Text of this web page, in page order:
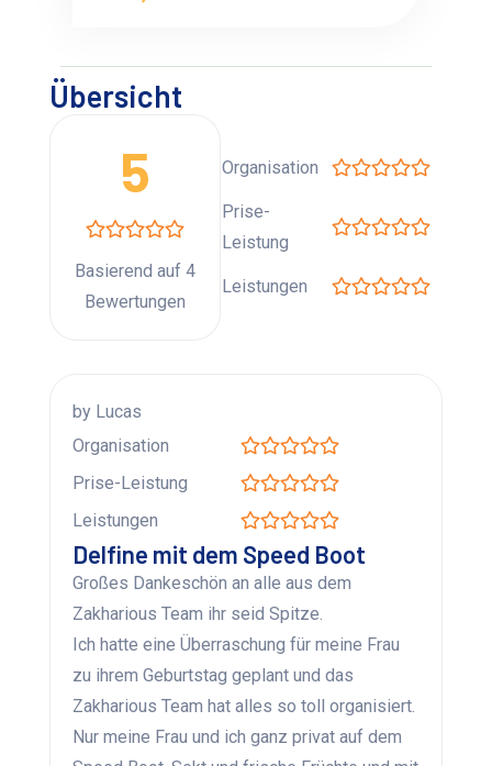
Übersicht
5
Basierend auf 4
Bewertungen
Organisation
Prise-
Leistung
Leistungen
by Lucas
Organisation
Prise-Leistung
Leistungen
Delfine mit dem Speed Boot
Großes Dankeschön an alle aus dem
Zakharious Team ihr seid Spitze.
Ich hatte eine Überraschung für meine Frau
zu ihrem Geburtstag geplant und das
Zakharious Team hat alles so toll organisiert.
Nur meine Frau und ich ganz privat auf dem